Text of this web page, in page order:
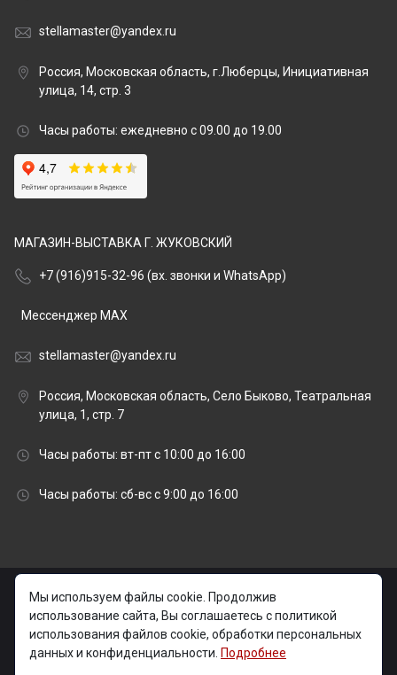
stellamaster@yandex.ru
Россия, Московская область, г.Люберцы, Инициативная
улица, 14, стр. 3
Часы работы: ежедневно с 09.00 до 19.00
МАГАЗИН-ВЫСТАВКА Г. ЖУКОВСКИЙ
+7 (916)915-32-96 (вх. звонки и WhatsApp)
Мессенджер MAX
stellamaster@yandex.ru
Россия, Московская область, Село Быково, Театральная
улица, 1, стр. 7
Часы работы: вт-пт с 10:00 до 16:00
Часы работы: сб-вс с 9:00 до 16:00
© 2026 stellamaster.ru | «Стелла Мастер» Гранитная
мастерская |
Изготовление и установка памятников на могилу в
Москве и Московской области
Мы используем файлы cookie. Продолжив
использование сайта, Вы соглашаетесь с политикой
использования файлов cookie, обработки персональных
данных и конфиденциальности. Подробнее